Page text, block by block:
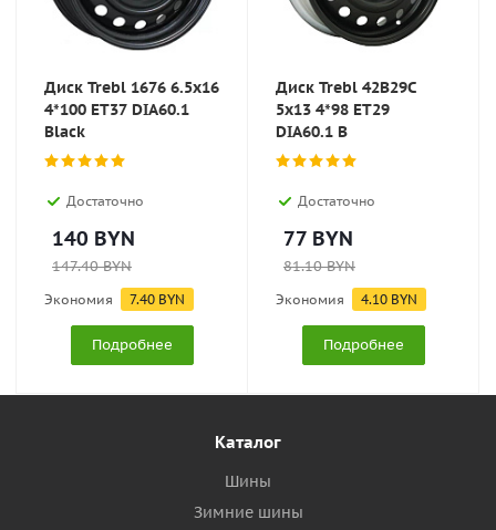
Диск Trebl 1676 6.5x16
4*100 ET37 DIA60.1
Black
Достаточно
140 BYN
147.40BYN
Экономия 7.40 BYN
Подробнее
Диск Trebl 42B29C
5x13 4*98 ET29
DIA60.1 B
Достаточно
77 BYN
81.10BYN
Экономия 4.10 BYN
Подробнее
Каталог
Шины
Зимние шины